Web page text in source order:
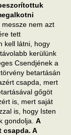
nem azt
tett
kell látni, hogy
kerülünk
Csendjének a
betartásán
csapda, mert
gőgöt
is, mert saját
is, hogy Isten
gondolja. A
csapda. A